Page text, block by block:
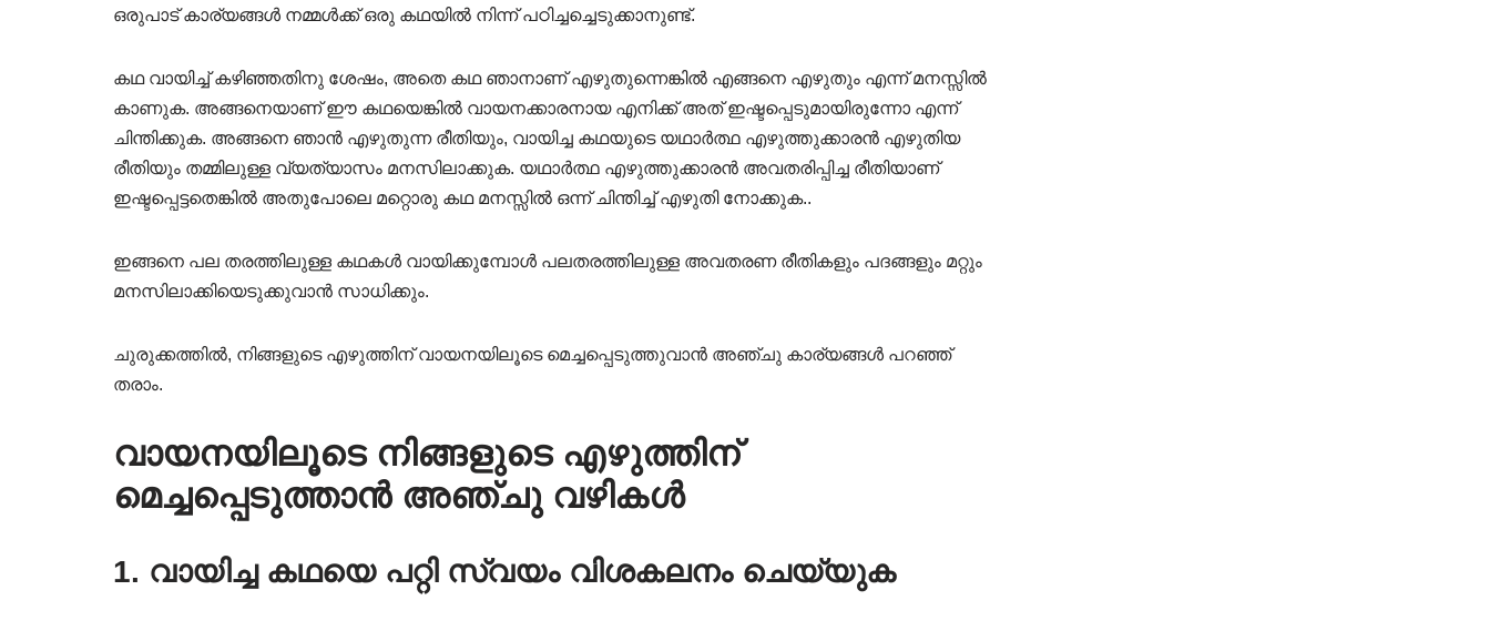
ഒരുപാട് കാര്യങ്ങൾ നമ്മൾക്ക് ഒരു കഥയിൽ നിന്ന് പഠിച്ചച്ചെടുക്കാനുണ്ട്.
കഥ വായിച്ച് കഴിഞ്ഞതിനു ശേഷം, അതെ കഥ ഞാനാണ് എഴുതുന്നെങ്കിൽ എങ്ങനെ എഴുതും എന്ന് മനസ്സിൽ
കാണുക. അങ്ങനെയാണ് ഈ കഥയെങ്കിൽ വായനക്കാരനായ എനിക്ക് അത് ഇഷ്ടപ്പെടുമായിരുന്നോ എന്ന്
ചിന്തിക്കുക. അങ്ങനെ ഞാൻ എഴുതുന്ന രീതിയും, വായിച്ച കഥയുടെ യഥാർത്ഥ എഴുത്തുക്കാരൻ എഴുതിയ
രീതിയും തമ്മിലുള്ള വ്യത്യാസം മനസിലാക്കുക. യഥാർത്ഥ എഴുത്തുക്കാരൻ അവതരിപ്പിച്ച രീതിയാണ്
ഇഷ്ടപ്പെട്ടതെങ്കിൽ അതുപോലെ മറ്റൊരു കഥ മനസ്സിൽ ഒന്ന് ചിന്തിച്ച് എഴുതി നോക്കുക..
ഇങ്ങനെ പല തരത്തിലുള്ള കഥകൾ വായിക്കുമ്പോൾ പലതരത്തിലുള്ള അവതരണ രീതികളും പദങ്ങളും മറ്റും
മനസിലാക്കിയെടുക്കുവാൻ സാധിക്കും.
ചുരുക്കത്തിൽ, നിങ്ങളുടെ എഴുത്തിന് വായനയിലൂടെ മെച്ചപ്പെടുത്തുവാൻ അഞ്ചു കാര്യങ്ങൾ പറഞ്ഞ്
തരാം.
വായനയിലൂടെ നിങ്ങളുടെ എഴുത്തിന്
മെച്ചപ്പെടുത്താൻ അഞ്ചു വഴികൾ
1. വായിച്ച കഥയെ പറ്റി സ്വയം വിശകലനം ചെയ്യുക